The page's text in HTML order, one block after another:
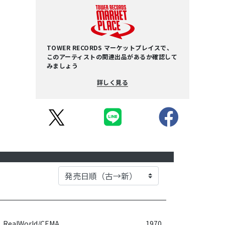
TOWER RECORDS マーケットプレイスで、
このアーティストの関連出品があるか確認して
みましょう
詳しく見る